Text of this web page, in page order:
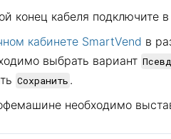
конец кабеля подключите
кабинете SmartVend в
выбрать вариант
Сохранить .
необходимо